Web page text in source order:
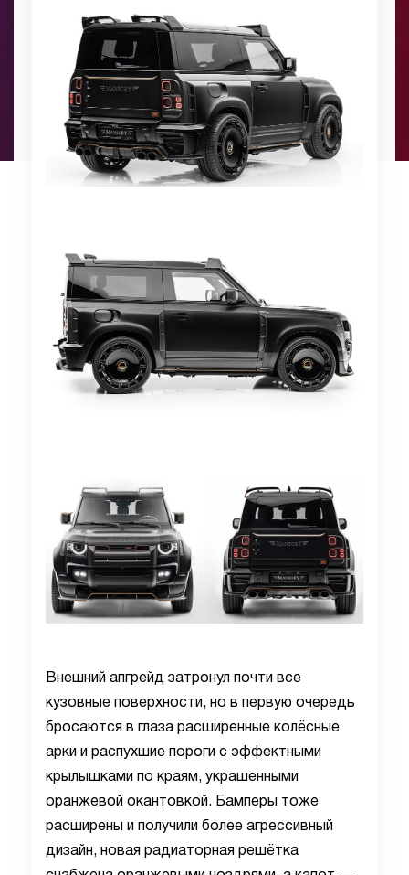
Внешний апгрейд затронул почти все
кузовные поверхности, но в первую очередь
бросаются в глаза расширенные колёсные
арки и распухшие пороги с эффектными
крылышками по краям, украшенными
оранжевой окантовкой. Бамперы тоже
расширены и получили более агрессивный
дизайн, новая радиаторная решётка